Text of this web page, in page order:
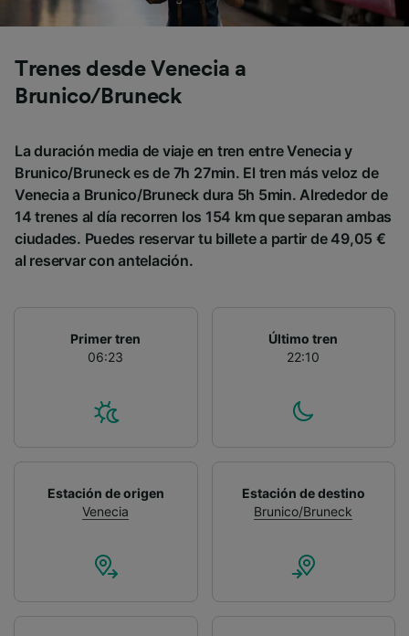
Trenes desde Venecia a
Brunico/Bruneck
La duración media de viaje en tren entre Venecia y
Brunico/Bruneck es de 7h 27min. El tren más veloz de
Venecia a Brunico/Bruneck dura 5h 5min. Alrededor de
14 trenes al día recorren los 154 km que separan ambas
ciudades. Puedes reservar tu billete a partir de 49,05 €
al reservar con antelación.
Primer tren
06:23
Último tren
22:10
Estación de origen
Venecia
Estación de destino
Brunico/Bruneck